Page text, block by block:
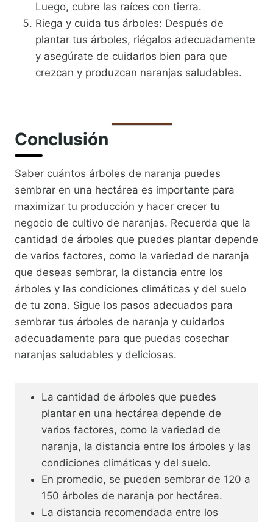
Luego, cubre las raíces con tierra.
Riega y cuida tus árboles: Después de
plantar tus árboles, riégalos adecuadamente
y asegúrate de cuidarlos bien para que
crezcan y produzcan naranjas saludables.
Conclusión
Saber cuántos árboles de naranja puedes
sembrar en una hectárea es importante para
maximizar tu producción y hacer crecer tu
negocio de cultivo de naranjas. Recuerda que la
cantidad de árboles que puedes plantar depende
de varios factores, como la variedad de naranja
que deseas sembrar, la distancia entre los
árboles y las condiciones climáticas y del suelo
de tu zona. Sigue los pasos adecuados para
sembrar tus árboles de naranja y cuidarlos
adecuadamente para que puedas cosechar
naranjas saludables y deliciosas.
La cantidad de árboles que puedes
plantar en una hectárea depende de
varios factores, como la variedad de
naranja, la distancia entre los árboles y las
condiciones climáticas y del suelo.
En promedio, se pueden sembrar de 120 a
150 árboles de naranja por hectárea.
La distancia recomendada entre los